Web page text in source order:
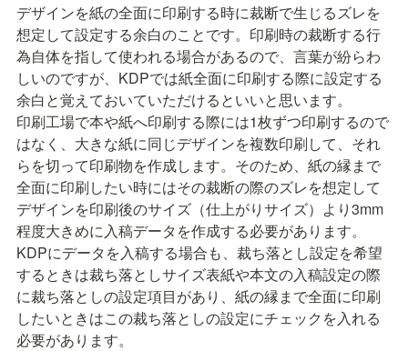
デザインを紙の全面に印刷する時に裁断で生じるズレを
想定して設定する余白のことです。印刷時の裁断する行
為自体を指して使われる場合があるので、言葉が紛らわ
しいのですが、KDPでは紙全面に印刷する際に設定する
余白と覚えておいていただけるといいと思います。
印刷工場で本や紙へ印刷する際には1枚ずつ印刷するので
はなく、大きな紙に同じデザインを複数印刷して、それ
らを切って印刷物を作成します。そのため、紙の縁まで
全面に印刷したい時にはその裁断の際のズレを想定して
デザインを印刷後のサイズ（仕上がりサイズ）より3mm
程度大きめに入稿データを作成する必要があります。
KDPにデータを入稿する場合も、裁ち落とし設定を希望
するときは裁ち落としサイズ表紙や本文の入稿設定の際
に裁ち落としの設定項目があり、紙の縁まで全面に印刷
したいときはこの裁ち落としの設定にチェックを入れる
必要があります。